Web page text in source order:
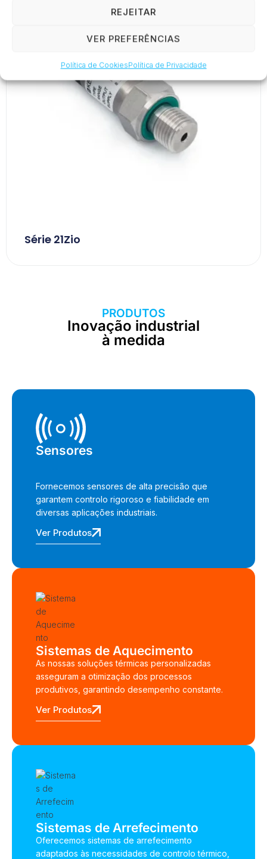
REJEITAR
VER PREFERÊNCIAS
Política de CookiesPolítica de Privacidade
Série 21Zio
PRODUTOS
Inovação industrial
à medida
Sensores
Fornecemos sensores de alta precisão que
garantem controlo rigoroso e fiabilidade em
diversas aplicações industriais.
Ver Produtos
Sistemas de Aquecimento
As nossas soluções térmicas personalizadas
asseguram a otimização dos processos
produtivos, garantindo desempenho constante.
Ver Produtos
Sistemas de Arrefecimento
Oferecemos sistemas de arrefecimento
adaptados às necessidades de controlo térmico,